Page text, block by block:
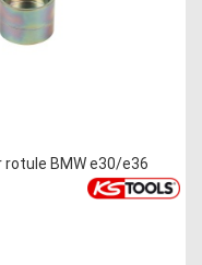
rotule BMW e30/e36